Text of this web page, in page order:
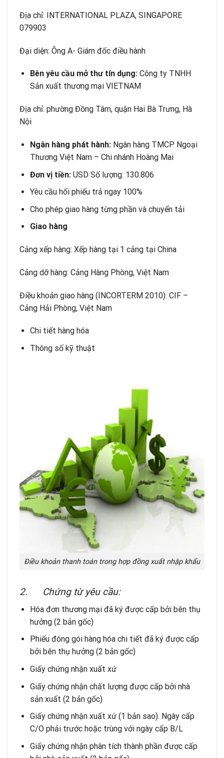
Địa chỉ: INTERNATIONAL PLAZA, SINGAPORE
079903
Đại diện: Ông A- Giám đốc điều hành
Bên yêu cầu mở thư tín dụng: Công ty TNHH
Sản xuất thương mại VIETNAM
Địa chỉ: phường Đồng Tâm, quận Hai Bà Trưng, Hà
Nội
Ngân hàng phát hành:Ngân hàng TMCP Ngoại
Thương Việt Nam – Chi nhánh Hoàng Mai
Đơn vị tiền:USD Số lượng: 130.806
Yêu cầu hối phiếu trả ngay 100%
Cho phép giao hàng từng phần và chuyển tải
Giao hàng
Cảng xếp hàng: Xếp hàng tại 1 cảng tại China
Cảng dỡ hàng: Cảng Hàng Phòng, Việt Nam
Điều khoản giao hàng (INCORTERM 2010): CIF –
Cảng Hải Phòng, Việt Nam
Chi tiết hàng hóa
Thông số kỹ thuật
Điều khoản thanh toán trong hợp đồng xuất nhập khẩu
2. Chứng từ yêu cầu:
Hóa đơn thương mại đã ký được cấp bởi bên thụ
hưởng (2 bản gốc)
Phiếu đóng gói hàng hóa chi tiết đã ký được cấp
bởi bên thụ hưởng (2 bản gốc)
Giấy chứng nhận xuất xứ
Giấy chứng nhận chất lượng được cấp bởi nhà
sản xuất (2 bản gốc)
Giấy chứng nhận xuất xứ (1 bản sao). Ngày cấp
C/O phải trước hoặc trùng với ngày cấp B/L
Giấy chứng nhận phân tích thành phần được cấp